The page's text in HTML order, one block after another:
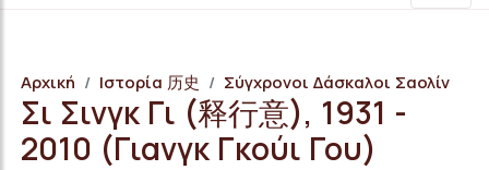
Αρχική Iστορία 历史 Σύγχρονοι Δάσκαλοι Σαολίν
Σι Σινγκ Γι (释行意), 1931 -
2010 (Γιανγκ Γκούι Γου)